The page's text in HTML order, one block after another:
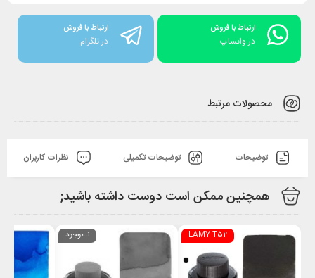
ارتباط با فروش
در واتساپ
ارتباط با فروش
در تلگرام
محصولات مرتبط
توضیحات توضیحات تکمیلی نظرات کاربران
همچنین ممکن است دوست داشته باشید;
LAMY T52 ناموجود